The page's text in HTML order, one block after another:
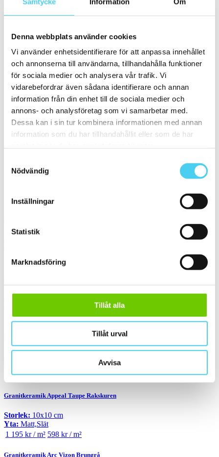
Denna webbplats använder cookies
Vi använder enhetsidentifierare för att anpassa innehållet
och annonserna till användarna, tillhandahålla funktioner
för sociala medier och analysera vår trafik. Vi
vidarebefordrar även sådana identifierare och annan
information från din enhet till de sociala medier och
annons- och analysföretag som vi samarbetar med.
Dessa kan i sin tur kombinera informationen med annan
information som du har tillhandahållit eller som de har
Nödvändig
Inställningar
Statistik
Marknadsföring
Tillåt alla
Tillåt urval
Avvisa
Rakskuren(6)
Pris
Välj en eller flera prisgrupper:
100 till 200 kr(14)
200 till 300 kr (6)
400 till 600 kr(10)
800 till 1000 kr
1000 till 1500 kr
Sortera
955 kr / m²
478 kr / m²
Storlek:
1 799 kr / m² 900 kr / m²
Granitkeramik 75220V1010 Plain Grey Plain Matt
1 799 kr / m² 900 kr / m²
Granitkeramik Appeal Taupe Rakskuren
Storlek: 10x10 cm
Yta: Matt,Slät
1 195 kr / m² 598 kr / m²
Granitkeramik Arc Vizon Brungrå